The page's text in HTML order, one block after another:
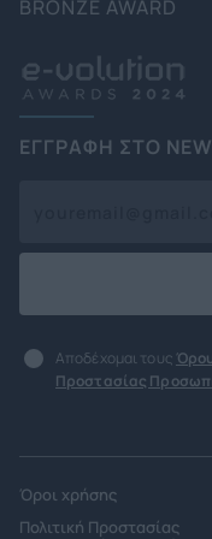
BRONZE AWARD
ΕΓΓΡΑΦΗ ΣΤΟ
Αποδέχομαι τους
Προστασίας
Όροι χρήσης
Πολιτική Προστασίας